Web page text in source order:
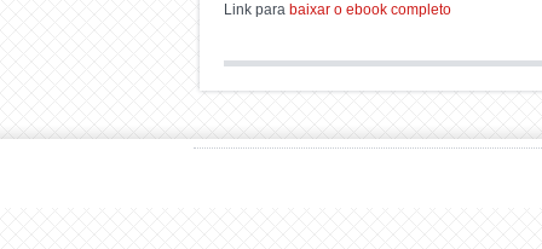
Link para baixar o ebook completo